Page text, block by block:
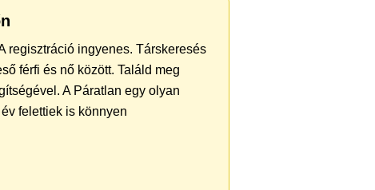
regisztráció ingyenes. Társkeresés
férfi és nő között. Találd meg
A Páratlan egy olyan
felettiek is könnyen